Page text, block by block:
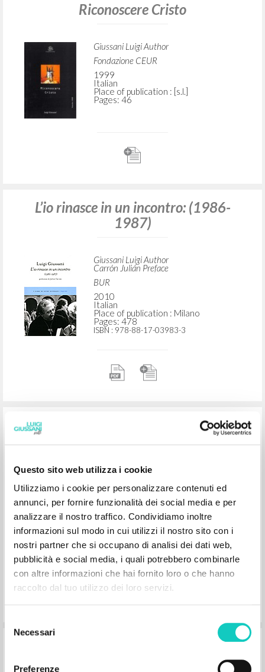
Questo sito web utilizza i cookie
Utilizziamo i cookie per personalizzare contenuti ed
annunci, per fornire funzionalità dei social media e per
analizzare il nostro traffico. Condividiamo inoltre
informazioni sul modo in cui utilizzi il nostro sito con i
nostri partner che si occupano di analisi dei dati web,
pubblicità e social media, i quali potrebbero combinarle
con altre informazioni che hai fornito loro o che hanno
raccolto dal tuo utilizzo dei loro servizi.
delNecessari
Preferenze
Riconoscere Cristo
Giussani Luigi Author
Fondazione CEUR
1999
Italian
Place of publication : [s.l.]
Pages: 46
L’io rinasce in un incontro: (1986-
1987)
Giussani Luigi Author
Carrón Julián Preface
BUR
2010
Italian
Place of publication : Milano
Pages: 478
ISBN : 978-88-17-03983-3
Il senso religioso: Volume primo del
PerCorso
Stafford James Francis Preface
Rizzoli
2010
Italian
Place of publication : Milano
ISBN: 978-88-17-04590-2
Generare tracce nella storia del mondo